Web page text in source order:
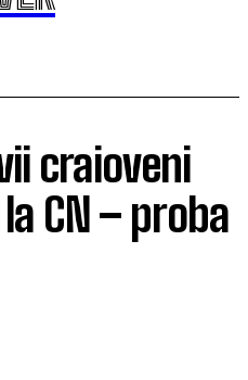
craioveni
CN – proba